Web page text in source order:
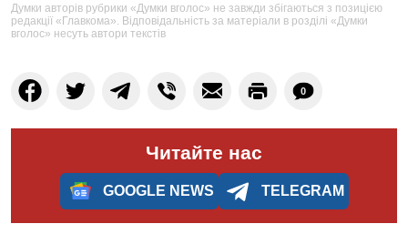
Думки авторів рубрики «Думки вголос» не завжди збігаються з позицією
редакції «Главкома». Відповідальність за матеріали в розділі «Думки
вголос» несуть автори текстів
0
Читайте нас
GOOGLE NEWS TELEGRAM